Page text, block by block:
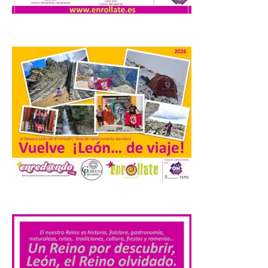
Transportes activa un
dispositivo especial para
facilitar la movilidad
durante el eclipse total de
Sol del 12 de agosto
9 Ago 2026
Renfe reforzará servicios
de Media Distancia
especialmente en Galicia,
Asturias, Santander y País
núcleos urbanos también se reforzarán
los servicios de Cercanías con mayor
afluencia de pasajeros. La Dirección […]